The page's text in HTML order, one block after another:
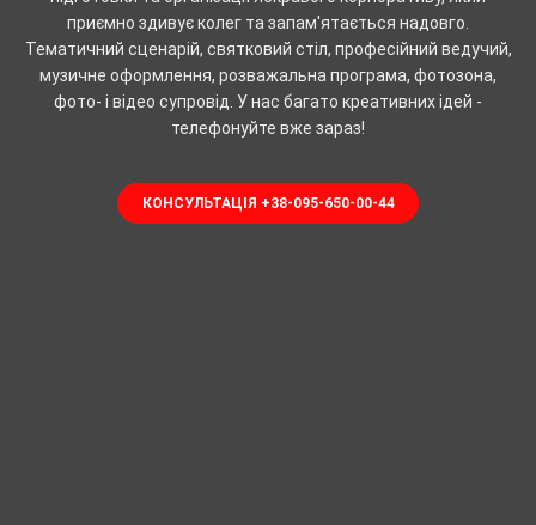
приємно здивує колег та запам'ятається надовго.
Тематичний сценарій, святковий стіл, професійний ведучий,
музичне оформлення, розважальна програма, фотозона,
фото- і відео супровід. У нас багато креативних ідей -
телефонуйте вже зараз!
КОНСУЛЬТАЦІЯ +38-095-650-00-44